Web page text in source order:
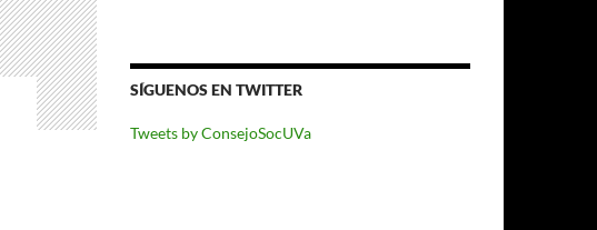
SÍGUENOS EN TWITTER
Tweets by ConsejoSocUVa